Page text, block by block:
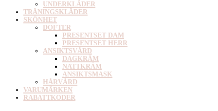
UNDERKLÄDER
TRÄNINGSKLÄDER
SKÖNHET
DOFTER
PRESENTSET DAM
PRESENTSET HERR
ANSIKTSVÅRD
DAGKRÄM
NATTKRÄM
ANSIKTSMASK
HÅRVÅRD
VARUMÄRKEN
RABATTKODER